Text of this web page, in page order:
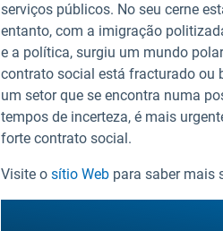
serviços públicos. No seu cerne
entanto, com a imigração
e a política, surgiu um mundo
contrato social está fracturado ou
um setor que se encontra numa
tempos de incerteza, é mais
forte contrato social.
Visite o sítio Web para saber mais